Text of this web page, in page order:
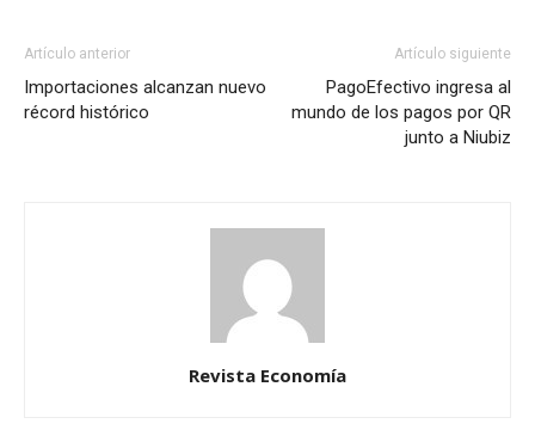
Artículo anterior
Importaciones alcanzan nuevo
récord histórico
Artículo siguiente
PagoEfectivo ingresa al
mundo de los pagos por QR
junto a Niubiz
Revista Economía